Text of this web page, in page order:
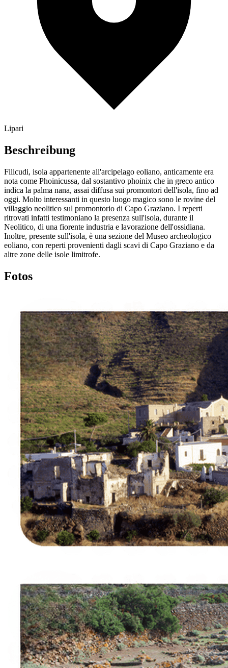
Lipari
Beschreibung
Filicudi, isola appartenente all'arcipelago eoliano, anticamente era
nota come Phoinicussa, dal sostantivo phoinix che in greco antico
indica la palma nana, assai diffusa sui promontori dell'isola, fino ad
oggi. Molto interessanti in questo luogo magico sono le rovine del
villaggio neolitico sul promontorio di Capo Graziano. I reperti
ritrovati infatti testimoniano la presenza sull'isola, durante il
Neolitico, di una fiorente industria e lavorazione dell'ossidiana.
Inoltre, presente sull'isola, è una sezione del Museo archeologico
eoliano, con reperti provenienti dagli scavi di Capo Graziano e da
altre zone delle isole limitrofe.
Fotos